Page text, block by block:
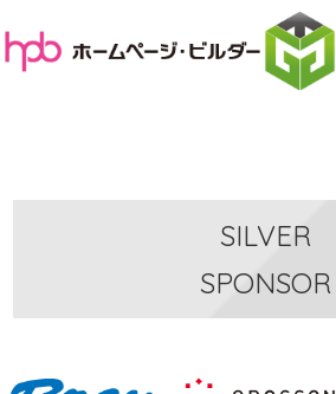
SILVER
SPONSOR